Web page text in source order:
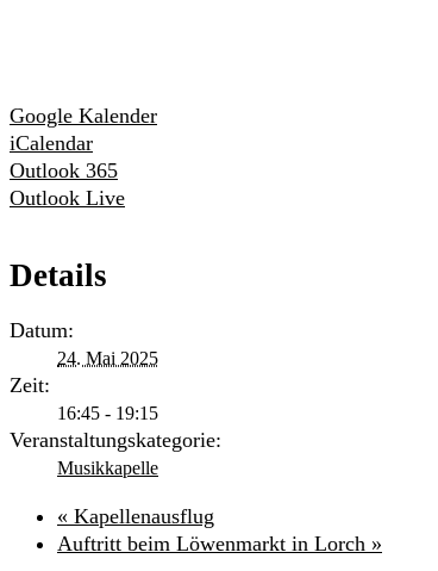
Google Kalender
iCalendar
Outlook 365
Outlook Live
Details
Datum:
24. Mai 2025
Zeit:
16:45 - 19:15
Veranstaltungskategorie:
Musikkapelle
« Kapellenausflug
Auftritt beim Löwenmarkt in Lorch »